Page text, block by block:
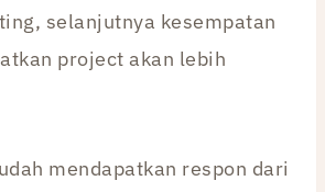
selanjutnya kesempatan
project akan lebih
mendapatkan respon dari